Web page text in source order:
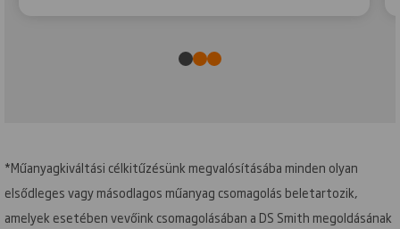
*Műanyagkiváltási célkitűzésünk megvalósításába minden olyan
elsődleges vagy másodlagos műanyag csomagolás beletartozik,
amelyek esetében vevőink csomagolásában a DS Smith megoldásának